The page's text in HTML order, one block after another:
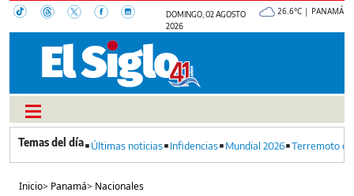
DOMINGO, 02 AGOSTO
2026
26.6°C | PANAMÁ
Últimas noticias Infidencias Mundial 2026 Terremoto
Inicio> Panamá> Nacionales